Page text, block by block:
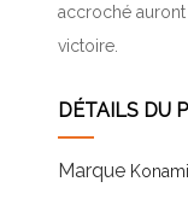
accroché
victoire.
DÉTAILS DU
Marque Konami